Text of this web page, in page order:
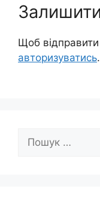
Щоб
авторизуватись.
Пошук: